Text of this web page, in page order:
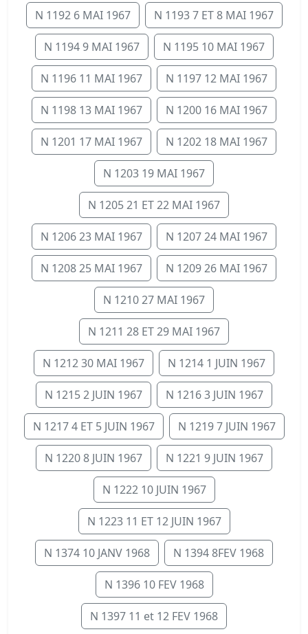
N 1192 6 MAI 1967 N 1193 7 ET 8 MAI 1967
N 1194 9 MAI 1967 N 1195 10 MAI 1967
N 1196 11 MAI 1967 N 1197 12 MAI 1967
N 1198 13 MAI 1967 N 1200 16 MAI 1967
N 1201 17 MAI 1967 N 1202 18 MAI 1967
N 1203 19 MAI 1967
N 1205 21 ET 22 MAI 1967
N 1206 23 MAI 1967 N 1207 24 MAI 1967
N 1208 25 MAI 1967 N 1209 26 MAI 1967
N 1210 27 MAI 1967
N 1211 28 ET 29 MAI 1967
N 1212 30 MAI 1967 N 1214 1 JUIN 1967
N 1215 2 JUIN 1967 N 1216 3 JUIN 1967
N 1217 4 ET 5 JUIN 1967 N 1219 7 JUIN 1967
N 1220 8 JUIN 1967 N 1221 9 JUIN 1967
N 1222 10 JUIN 1967
N 1223 11 ET 12 JUIN 1967
N 1374 10 JANV 1968 N 1394 8FEV 1968
N 1396 10 FEV 1968
N 1397 11 et 12 FEV 1968